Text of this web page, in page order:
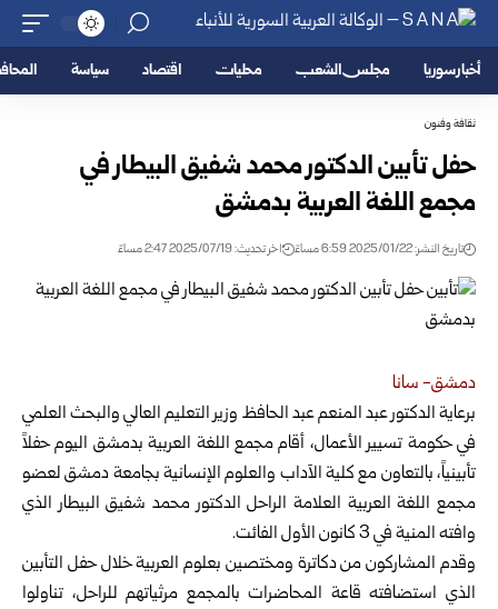
أخبار سوريا مجلس الشعب محليات اقتصاد سياسة
ثقافة وفنون
حفل تأبين الدكتور محمد شفيق البيطار في
مجمع اللغة العربية بدمشق
تاريخ النشر: 2025/01/22 6:59 مساءً اخر تحديث: 2025/07/19 2:47 مساءً
دمشق- سانا
برعاية الدكتور عبد المنعم عبد الحافظ وزير التعليم العالي والبحث العلمي
في حكومة تسيير الأعمال، أقام مجمع اللغة العربية بدمشق اليوم حفلاً
تأبينياً، بالتعاون مع كلية الآداب والعلوم الإنسانية بجامعة دمشق لعضو
مجمع اللغة العربية العلامة الراحل الدكتور محمد شفيق البيطار الذي
وافته المنية في 3 كانون الأول الفائت.
وقدم المشاركون من دكاترة ومختصين بعلوم العربية خلال حفل التأبين
الذي استضافته قاعة المحاضرات بالمجمع مرثياتهم للراحل، تناولوا